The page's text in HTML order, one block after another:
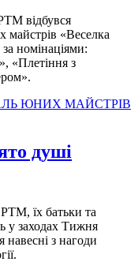
відбувся
майстрів «Веселка
номінаціями:
«Плетіння з
ЮНИХ МАЙСТРІВ
душі
їх батьки та
у заходах Тижня
навесні з нагоди